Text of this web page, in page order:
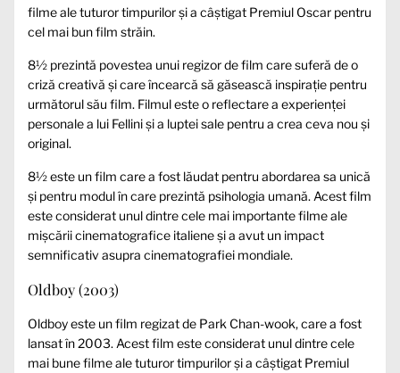
filme ale tuturor timpurilor și a câștigat Premiul Oscar pentru
cel mai bun film străin.
8½ prezintă povestea unui regizor de film care suferă de o
criză creativă și care încearcă să găsească inspirație pentru
următorul său film. Filmul este o reflectare a experienței
personale a lui Fellini și a luptei sale pentru a crea ceva nou și
original.
8½ este un film care a fost lăudat pentru abordarea sa unică
și pentru modul în care prezintă psihologia umană. Acest film
este considerat unul dintre cele mai importante filme ale
mișcării cinematografice italiene și a avut un impact
semnificativ asupra cinematografiei mondiale.
Oldboy (2003)
Oldboy este un film regizat de Park Chan-wook, care a fost
lansat în 2003. Acest film este considerat unul dintre cele
mai bune filme ale tuturor timpurilor și a câștigat Premiul